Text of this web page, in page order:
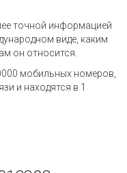
точной информацией
виде, каким
он относится.
мобильных номеров,
и находятся в 1